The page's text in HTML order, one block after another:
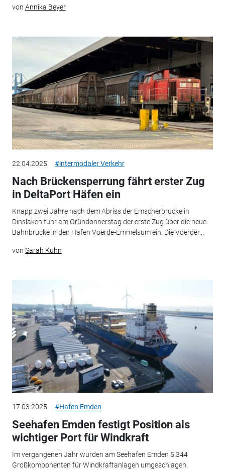
von Annika Beyer
22.04.2025 #intermodaler Verkehr
Nach Brückensperrung fährt erster Zug
in DeltaPort Häfen ein
Knapp zwei Jahre nach dem Abriss der Emscherbrücke in
Dinslaken fuhr am Gründonnerstag der erste Zug über die neue
Bahnbrücke in den Hafen Voerde-Emmelsum ein. Die Voerder...
von Sarah Kuhn
17.03.2025 #Hafen Emden
Seehafen Emden festigt Position als
wichtiger Port für Windkraft
Im vergangenen Jahr wurden am Seehafen Emden 5.344
Großkomponenten für Windkraftanlagen umgeschlagen.